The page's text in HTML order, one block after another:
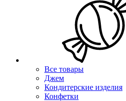
Все товары
Джем
Кондитерские изделия
Конфетки